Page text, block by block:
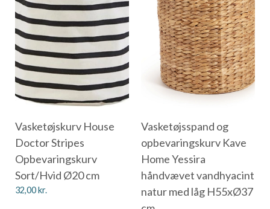
Vasketøjskurv House
Doctor Stripes
Opbevaringskurv
Sort/Hvid Ø20 cm
32,00kr.
Vasketøjsspand og
opbevaringskurv Kave
Home Yessira
håndvævet vandhyacint
natur med låg H55xØ37